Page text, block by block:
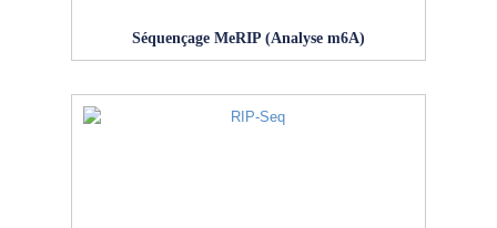
Séquençage MeRIP (Analyse m6A)